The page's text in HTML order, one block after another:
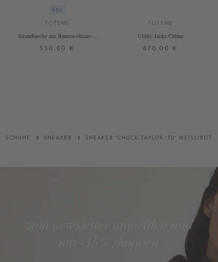
NEU
TOTEME
Strandtasche aus Baumwollcanvas
550,00 €
TOTEME
Utility-Jacke Crème
670,00 €
SCHUHE SNEAKER SNEAKER 'CHUCK TAYLOR '70' WEISS/ROT
zum newsletter anmelden und